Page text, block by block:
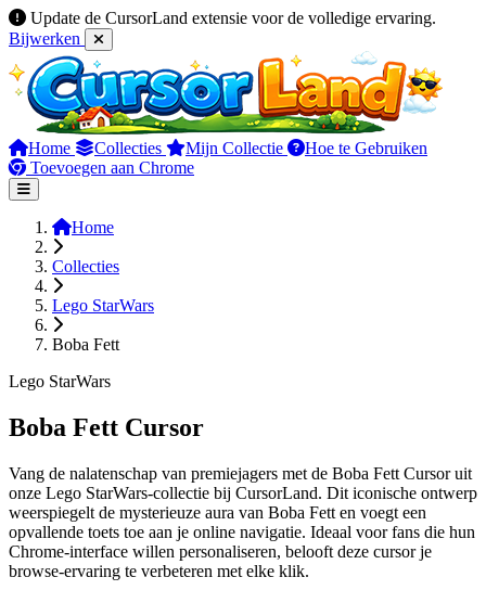
Update de CursorLand extensie voor de volledige ervaring.
Bijwerken
Home Collecties Mijn Collectie
Hoe te Gebruiken
Toevoegen aan Chrome
Home
Collecties
Lego StarWars
Boba Fett
Lego StarWars
Boba Fett Cursor
Vang de nalatenschap van premiejagers met de Boba Fett Cursor uit
onze Lego StarWars-collectie bij CursorLand. Dit iconische ontwerp
weerspiegelt de mysterieuze aura van Boba Fett en voegt een
opvallende toets toe aan je online navigatie. Ideaal voor fans die hun
Chrome-interface willen personaliseren, belooft deze cursor je
browse-ervaring te verbeteren met elke klik.